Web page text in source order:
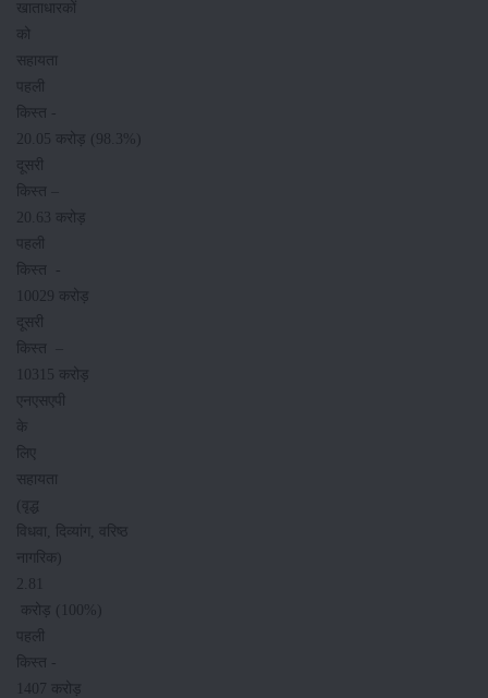
खाताधारकों
को
सहायता
पहली
किस्‍त -
20.05 करोड़ (98.3%)
दूसरी
किस्‍त –
20.63 करोड़
पहली
किस्‍त -
10029 करोड़
दूसरी
किस्‍त –
10315 करोड़
एनएसएपी
के
लिए
सहायता
(वृद्ध
विधवा, दिव्यांग, वरिष्ठ
नागरिक)
2.81
करोड़ (100%)
पहली
किस्‍त -
1407 करोड़